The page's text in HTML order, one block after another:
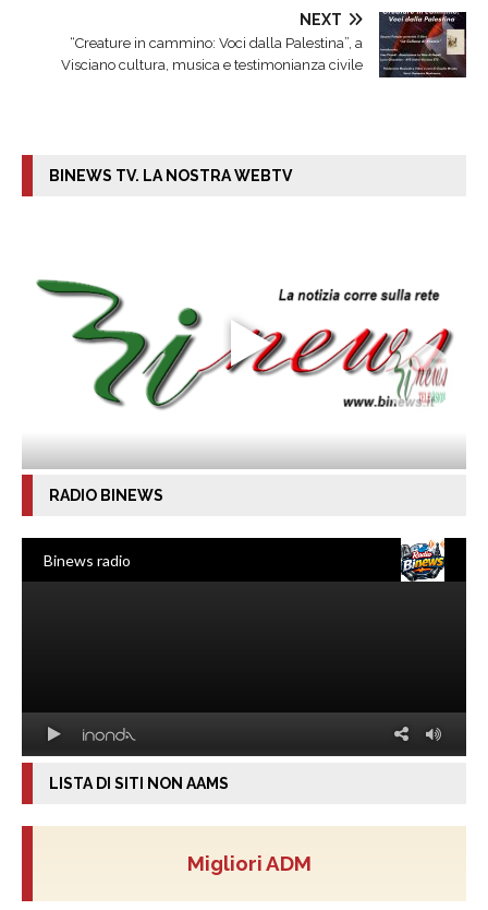
NEXT
“Creature in cammino: Voci dalla Palestina”, a
Visciano cultura, musica e testimonianza civile
BINEWS TV. LA NOSTRA WEBTV
RADIO BINEWS
LISTA DI SITI NON AAMS
Migliori ADM